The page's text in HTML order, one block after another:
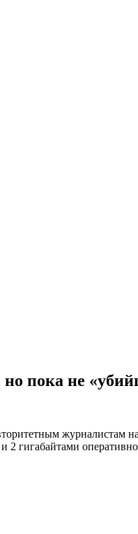
пока не
журналистам
гигабайтами